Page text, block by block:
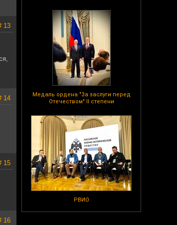
Медаль ордена "За заслуги перед
Отечеством" II степени
РВИО
13
14
15
16